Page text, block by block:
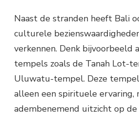
Naast de stranden heeft Bali
culturele
verkennen. Denk bijvoorbeeld
tempels zoals de Tanah Lot-
Uluwatu-tempel. Deze
alleen een spirituele ervaring,
adembenemend uitzicht op de